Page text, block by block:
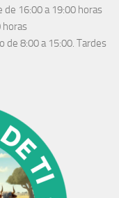
de 16:00 a 19:00 horas
horas
de 8:00 a 15:00. Tardes